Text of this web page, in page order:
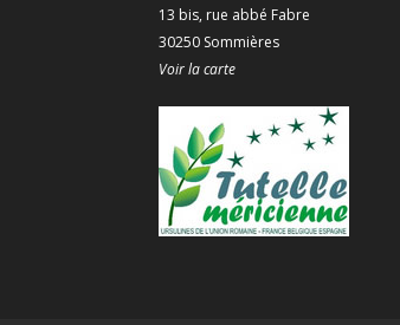
13 bis, rue abbé Fabre
30250 Sommières
Voir la carte